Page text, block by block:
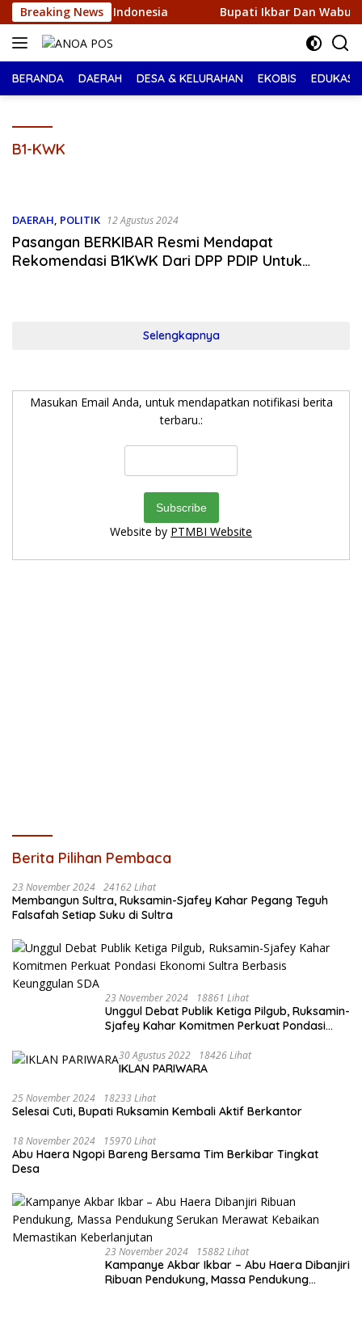
Langsung
ke
konten
Breaking News
Indonesia Bupati Ikbar Dan Wabup Konut
BERANDA DAERAH DESA & KELURAHAN EKOBIS EDUKASI
B1-KWK
DAERAH, POLITIK 12 Agustus 2024
Pasangan BERKIBAR Resmi Mendapat
Rekomendasi B1KWK Dari DPP PDIP Untuk
Selengkapnya
Masukan Email Anda, untuk mendapatkan notifikasi berita
terbaru.:
Website by PTMBI Website
Berita Pilihan Pembaca
23 November 2024 24162 Lihat
Membangun Sultra, Ruksamin-Sjafey Kahar Pegang Teguh
Falsafah Setiap Suku di Sultra
23 November 2024 18861 Lihat
Unggul Debat Publik Ketiga Pilgub, Ruksamin-
Sjafey Kahar Komitmen Perkuat Pondasi
30 Agustus 2022 18426 Lihat
IKLAN PARIWARA
25 November 2024 18233 Lihat
Selesai Cuti, Bupati Ruksamin Kembali Aktif Berkantor
18 November 2024 15970 Lihat
Abu Haera Ngopi Bareng Bersama Tim Berkibar Tingkat
Desa
23 November 2024 15882 Lihat
Kampanye Akbar Ikbar – Abu Haera Dibanjiri
Ribuan Pendukung, Massa Pendukung